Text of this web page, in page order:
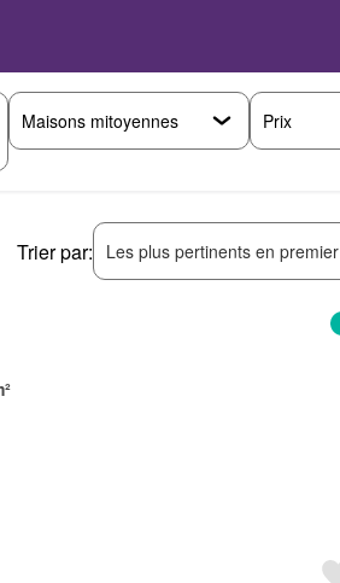
Prix
Trier par: Les plus pertinents en premier